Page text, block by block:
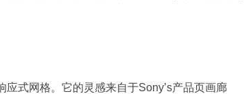
式网格。它的灵感来自于Sony’s产品页画廊